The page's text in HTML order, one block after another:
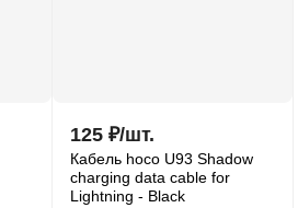
125 ₽/шт.
Кабель hoco U93 Shadow
charging data cable for
Lightning - Black